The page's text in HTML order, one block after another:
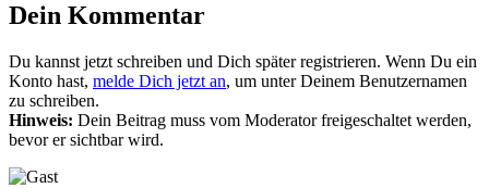
Dein Kommentar
Du kannst jetzt schreiben und Dich später registrieren. Wenn Du ein
Konto hast, melde Dich jetzt an, um unter Deinem Benutzernamen
zu schreiben.
Hinweis: Dein Beitrag muss vom Moderator freigeschaltet werden,
bevor er sichtbar wird.